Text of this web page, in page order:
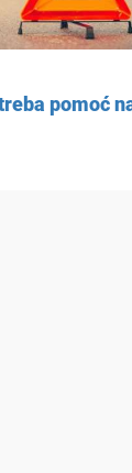
pomoć